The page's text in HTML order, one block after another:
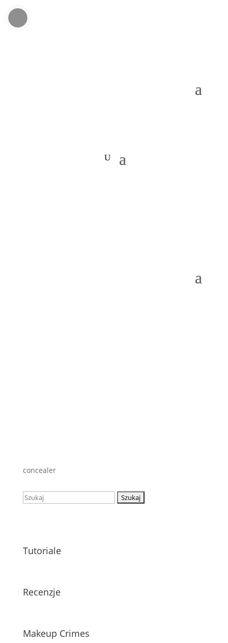
concealer
Szukaj:
Tutoriale
Recenzje
Makeup Crimes